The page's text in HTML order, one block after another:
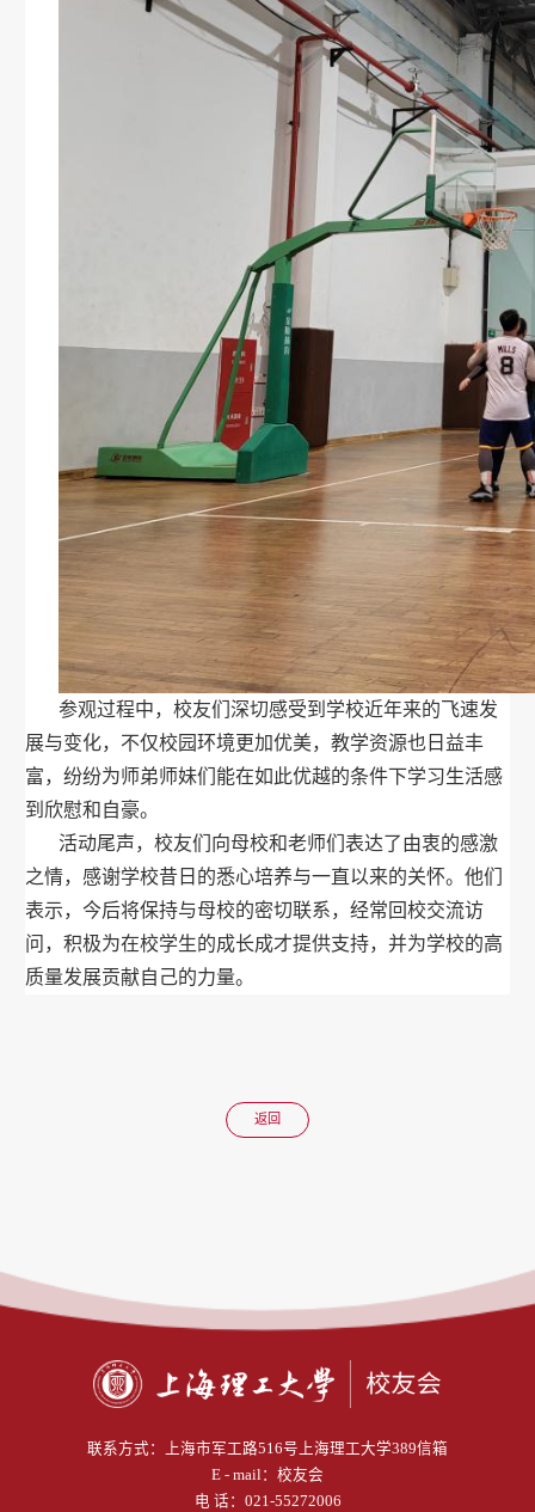
参观过程中，校友们深切感受到学校近年来的飞速发
展与变化，不仅校园环境更加优美，教学资源也日益丰
富，纷纷为师弟师妹们能在如此优越的条件下学习生活感
到欣慰和自豪。
活动尾声，校友们向母校和老师们表达了由衷的感激
之情，感谢学校昔日的悉心培养与一直以来的关怀。他们
表示，今后将保持与母校的密切联系，经常回校交流访
问，积极为在校学生的成长成才提供支持，并为学校的高
质量发展贡献自己的力量。
返回
联系方式：
上海市军工路516号上海理工大学389信箱
E - mail： 校友会
电 话： 021-55272006